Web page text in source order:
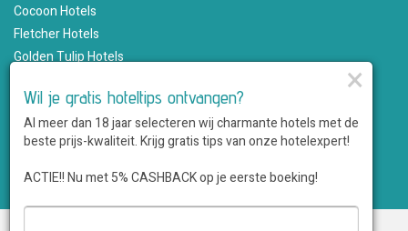
Cocoon Hotels
Fletcher Hotels
Golden Tulip Hotels
Martin's Hotels
Romantik Hotels
Saillant Hotels
WestCord Hotels
×
Wil je gratis hoteltips ontvangen?
Al meer dan 18 jaar selecteren wij charmante hotels met de
beste prijs-kwaliteit. Krijg gratis tips van onze hotelexpert!
ACTIE!! Nu met 5% CASHBACK op je eerste boeking!